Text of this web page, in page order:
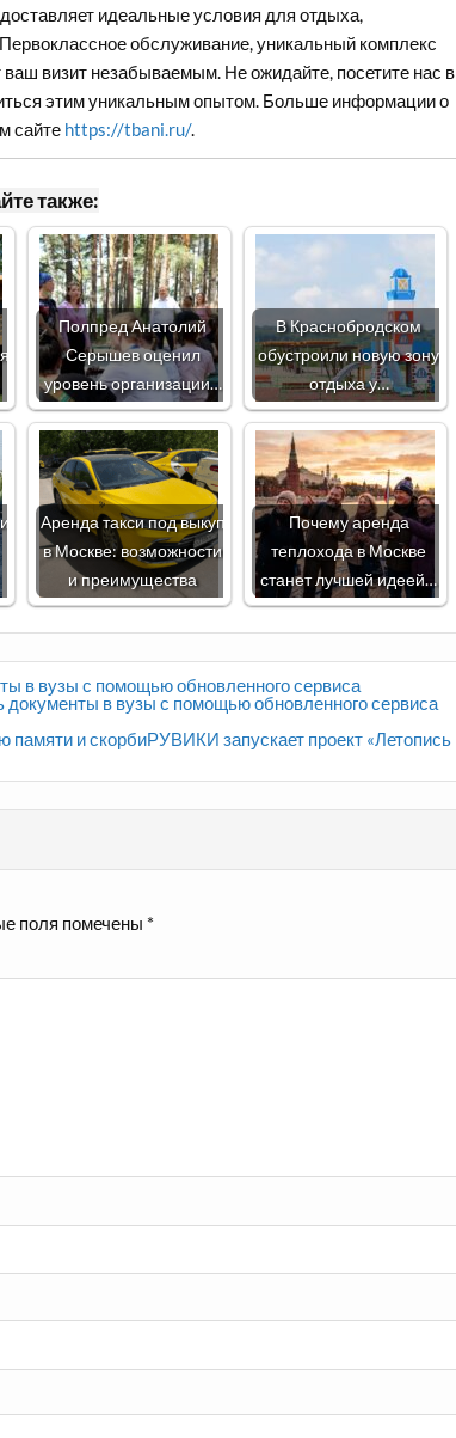
идеальные условия для отдыха,
обслуживание, уникальный комплекс
визит незабываемым. Не ожидайте, посетите нас в
этим уникальным опытом. Больше информации о
сайте https://tbani.ru/.
также:
Полпред Анатолий
Серышев оценил
уровень организации…
В Краснобродском
обустроили новую зону
отдыха у…
Аренда такси под выкуп
в Москве: возможности
и преимущества
Почему аренда
теплохода в Москве
станет лучшей идеей…
в вузы с помощью обновленного сервиса
документы в вузы с помощью обновленного сервиса
памяти и скорбиРУВИКИ запускает проект «Летопись
поля помечены *